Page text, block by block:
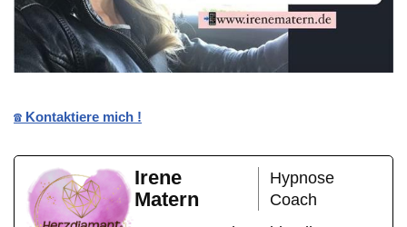
☎️ Kontaktiere mich !
Irene
Matern
Hypnose
Coach